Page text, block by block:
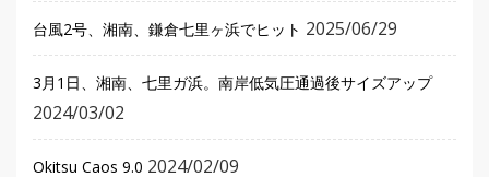
台風2号、湘南、鎌倉七里ヶ浜でヒット 2025/06/29
3月1日、湘南、七里ガ浜。南岸低気圧通過後サイズアップ
2024/03/02
Okitsu Caos 9.0 2024/02/09